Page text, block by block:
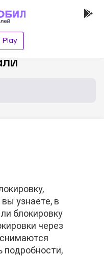
Play
узнаете, в
блокировку
через
подробности,
узнаете, в
блокировку
через
подробности,
узнаете, в
блокировку
через
подробности,